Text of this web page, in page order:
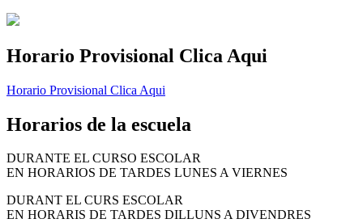
Horario Provisional Clica Aqui
Horario Provisional Clica Aqui
Horarios de la escuela
DURANTE EL CURSO ESCOLAR
EN HORARIOS DE TARDES LUNES A VIERNES
DURANT EL CURS ESCOLAR
EN HORARIS DE TARDES DILLUNS A DIVENDRES